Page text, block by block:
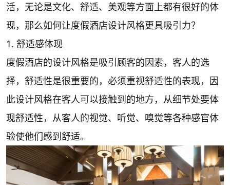
活，无论是文化、舒适、美观等方面上都有很好的体
现，那么如何让度假酒店设计风格更具吸引力？
1. 舒适感体现
度假酒店的设计风格是吸引顾客的因素，客人的选
择，舒适性是很重要的，必须重视舒适性的表现，因
此设计风格在客人可以接触到的地方，从细节处要体
现舒适性，从客人的视觉、听觉、嗅觉等各种感官体
验使他们感到舒适。